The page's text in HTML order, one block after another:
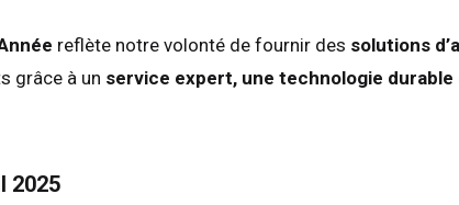
reflète notre volonté de fournir des solutions
grâce à un service expert, une technologie
2025
Français
Deutsch
English